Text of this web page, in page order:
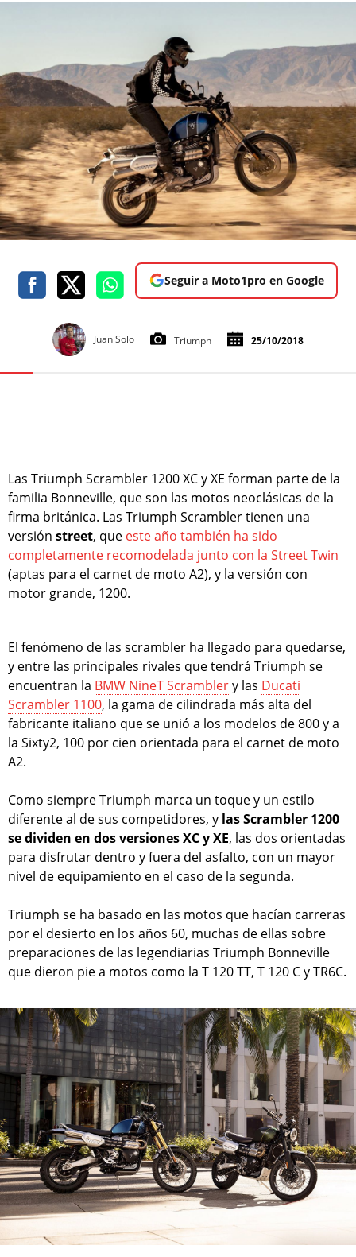
Seguir a Moto1pro en Google
Juan Solo Triumph 25/10/2018
Las Triumph Scrambler 1200 XC y XE forman parte de la
familia Bonneville, que son las motos neoclásicas de la
firma británica. Las Triumph Scrambler tienen una
versión street, que este año también ha sido
completamente recomodelada junto con la Street Twin
(aptas para el carnet de moto A2), y la versión con
motor grande, 1200.
El fenómeno de las scrambler ha llegado para quedarse,
y entre las principales rivales que tendrá Triumph se
encuentran la BMW NineT Scramblery las Ducati
Scrambler 1100, la gama de cilindrada más alta del
fabricante italiano que se unió a los modelos de 800 y a
la Sixty2, 100 por cien orientada para el carnet de moto
A2.
Como siempre Triumph marca un toque y un estilo
diferente al de sus competidores, y las Scrambler 1200
se dividen en dos versiones XC y XE, las dos orientadas
para disfrutar dentro y fuera del asfalto, con un mayor
nivel de equipamiento en el caso de la segunda.
Triumph se ha basado en las motos que hacían carreras
por el desierto en los años 60, muchas de ellas sobre
preparaciones de las legendiarias Triumph Bonneville
que dieron pie a motos como la T 120 TT, T 120 C y TR6C.